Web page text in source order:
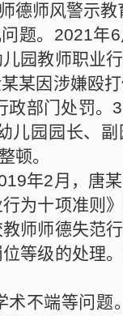
德师风警示教
题。 2021年6
园教师职业
某因涉嫌殴
部门处罚。 3
儿园园长、
顿。
年2月，唐
为十项准则
师师德失范
等级的处理
不端等问题。